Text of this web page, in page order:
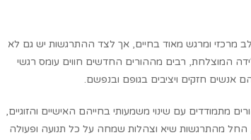
מרכזי ומרגש מאוד בחיים, אך לצד ההתרגשות יש גם לא
המוצלחת, רבים מההורים החדשים חווים עומס רגשי
אנשים חזקים ויציבים בגופם ובנפשם.
מתמודדים עם שינוי משמעותי בחייהם האישיים והזוגיים,
החל מהתרגשות שיא וצהלות שמחה על כל תנועה ופעולה